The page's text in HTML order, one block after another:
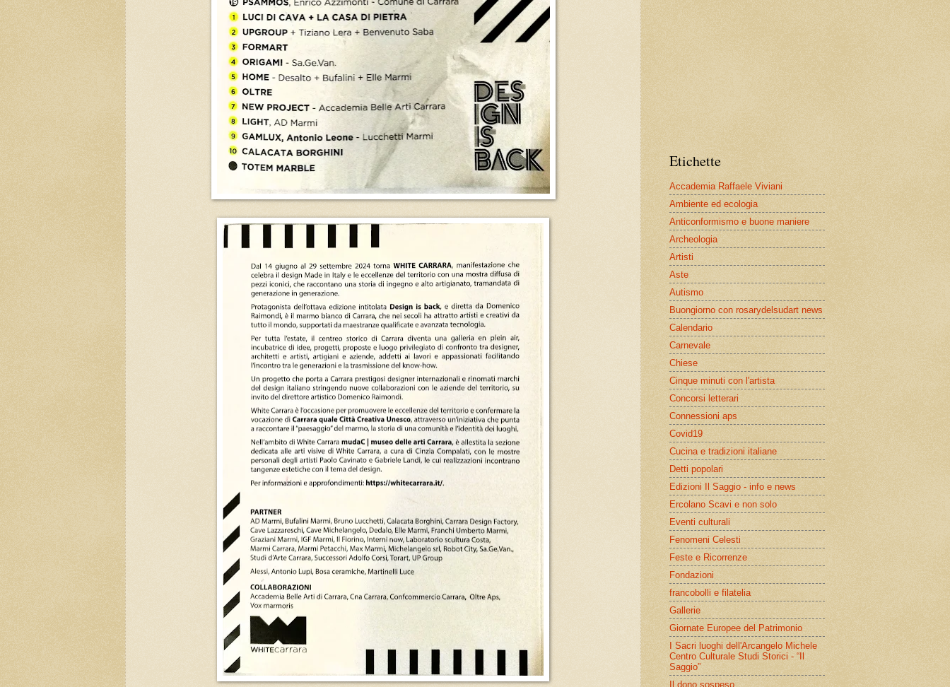
Etichette
Accademia Raffaele Viviani
Ambiente ed ecologia
Anticonformismo e buone maniere
Archeologia
Artisti
Aste
Autismo
Buongiorno con rosarydelsudart news
Calendario
Carnevale
Chiese
Cinque minuti con l'artista
Concorsi letterari
Connessioni aps
Covid19
Cucina e tradizioni italiane
Detti popolari
Edizioni Il Saggio - info e news
Ercolano Scavi e non solo
Eventi culturali
Fenomeni Celesti
Feste e Ricorrenze
Fondazioni
francobolli e filatelia
Gallerie
Giornate Europee del Patrimonio
I Sacri luoghi dell'Arcangelo Michele
Centro Culturale Studi Storici - “Il
Saggio”
Il dono sospeso